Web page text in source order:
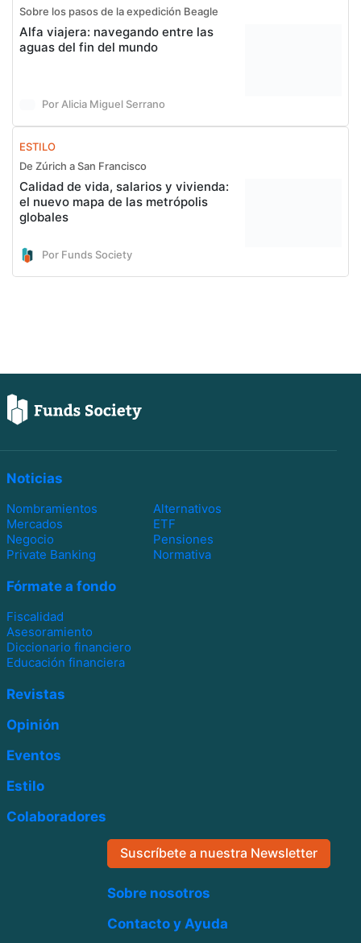
Sobre los pasos de la expedición Beagle
Alfa viajera: navegando entre las
aguas del fin del mundo
Por Alicia Miguel Serrano
ESTILO
De Zúrich a San Francisco
Calidad de vida, salarios y vivienda:
el nuevo mapa de las metrópolis
globales
Por Funds Society
Noticias
Nombramientos
Alternativos
Mercados
ETF
Negocio
Pensiones
Private Banking
Normativa
Fórmate a fondo
Fiscalidad
Asesoramiento
Diccionario financiero
Educación financiera
Revistas
Opinión
Eventos
Estilo
Colaboradores
Suscríbete a nuestra Newsletter
Sobre nosotros
Contacto y Ayuda